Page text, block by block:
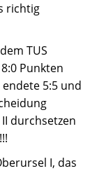
richtig
TUS
Punkten
5:5 und
durchsetzen
I, das